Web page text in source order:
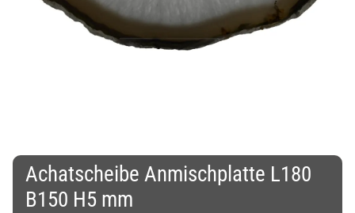
Achatscheibe Anmischplatte L180
B150 H5 mm